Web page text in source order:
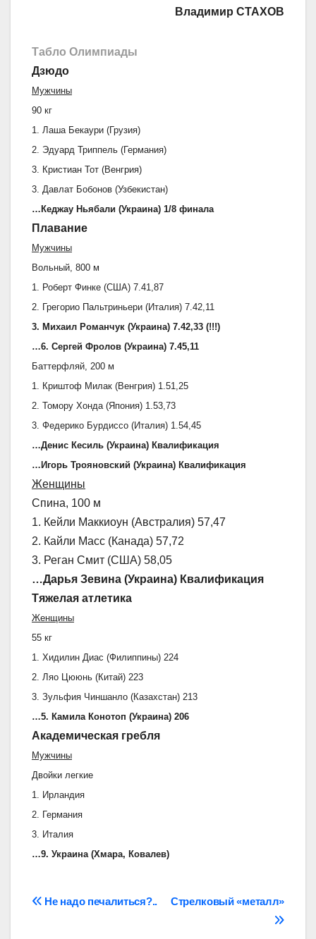
Владимир СТАХОВ
Табло Олимпиады
Дзюдо
Мужчины
90 кг
1. Лаша Бекаури (Грузия)
2. Эдуард Триппель (Германия)
3. Кристиан Тот (Венгрия)
3. Давлат Бобонов (Узбекистан)
…Кеджау Ньябали (Украина) 1/8 финала
Плавание
Мужчины
Вольный, 800 м
1. Роберт Финке (США) 7.41,87
2. Грегорио Пальтриньери (Италия) 7.42,11
3. Михаил Романчук (Украина) 7.42,33 (!!!)
…6. Сергей Фролов (Украина) 7.45,11
Баттерфляй, 200 м
1. Криштоф Милак (Венгрия) 1.51,25
2. Томору Хонда (Япония) 1.53,73
3. Федерико Бурдиссо (Италия) 1.54,45
…Денис Кесиль (Украина) Квалификация
…Игорь Трояновский (Украина) Квалификация
Женщины
Спина, 100 м
1. Кейли Маккиоун (Австралия) 57,47
2. Кайли Масс (Канада) 57,72
3. Реган Смит (США) 58,05
…Дарья Зевина (Украина) Квалификация
Тяжелая атлетика
Женщины
55 кг
1. Хидилин Диас (Филиппины) 224
2. Ляо Цююнь (Китай) 223
3. Зульфия Чиншанло (Казахстан) 213
…5. Камила Конотоп (Украина) 206
Академическая гребля
Мужчины
Двойки легкие
1. Ирландия
2. Германия
3. Италия
…9. Украина (Хмара, Ковалев)
Навігація
Стрелковый «металл»
Не надо печалиться?..